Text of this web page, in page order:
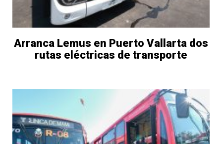
Arranca Lemus en Puerto Vallarta dos
rutas eléctricas de transporte